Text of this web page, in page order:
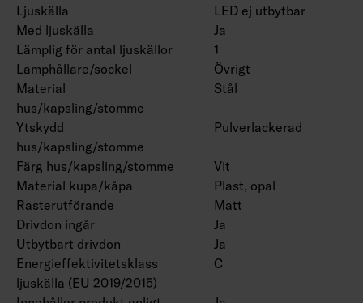
Ljuskälla
LED ej utbytbar
Med ljuskälla
Ja
Lämplig för antal ljuskällor
1
Lamphållare/sockel
Övrigt
Material
hus/kapsling/stomme
Stål
Ytskydd
hus/kapsling/stomme
Pulverlackerad
Färg hus/kapsling/stomme
Vit
Material kupa/kåpa
Plast, opal
Rasterutförande
Matt
Drivdon ingår
Ja
Utbytbart drivdon
Ja
Energieffektivitetsklass
ljuskälla (EU 2019/2015)
C